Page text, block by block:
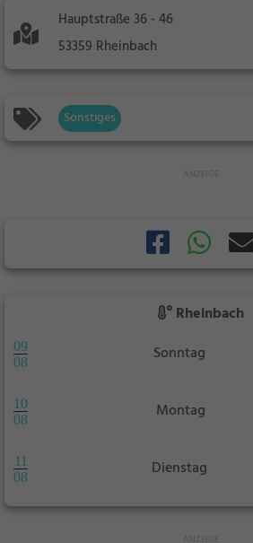
Hauptstraße 36 - 46
53359 Rheinbach
Sonstiges
Rheinbach
09
08
Sonntag
10
08
Montag
11
08
Dienstag